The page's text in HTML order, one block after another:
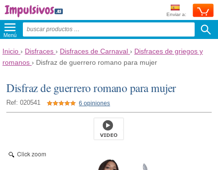
Enviar a:
Menú
Inicio › Disfraces › Disfraces de Carnaval › Disfraces de griegos y
romanos › Disfraz de guerrero romano para mujer
Disfraz de guerrero romano para mujer
Ref: 020541 6 opiniones
Click zoom